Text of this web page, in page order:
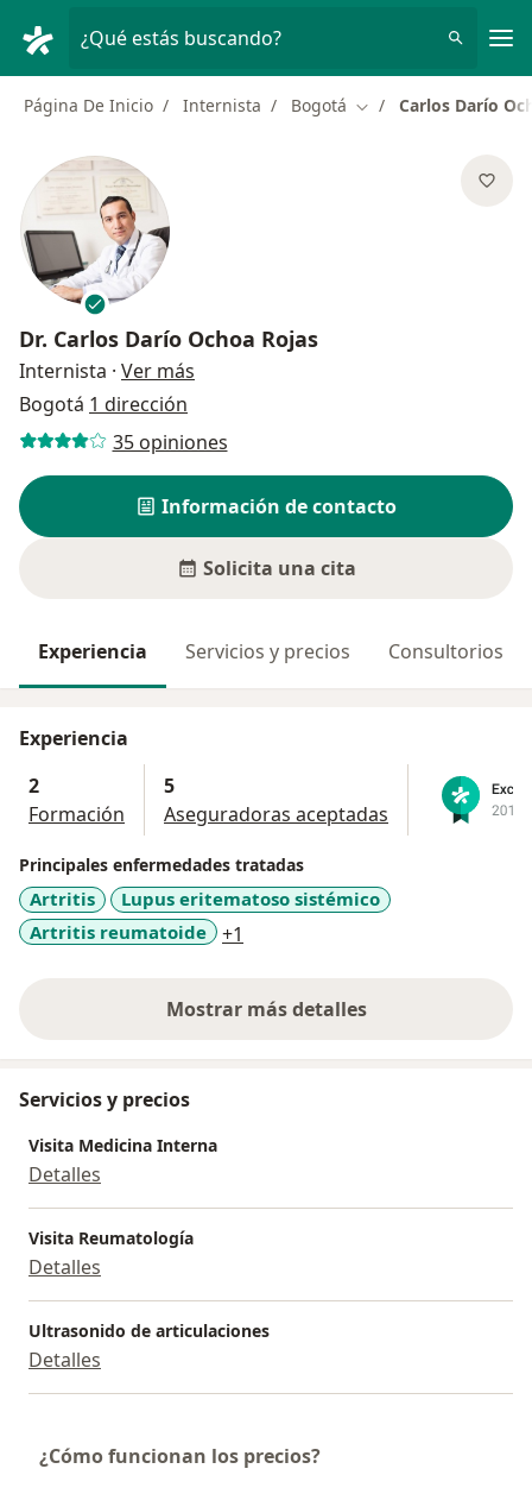
¿Qué estás buscando?
Página De Inicio Internista Bogotá Cambiar de ciudad
Carlos Darío
Dr. Carlos Darío Ochoa Rojas
Internista · Ver más
Bogotá 1 dirección
35 opiniones
Información de contacto
Solicita una cita
Experiencia Servicios y precios Consultorios
Experiencia
2
Formación
5
Aseguradoras aceptadas
Principales enfermedades tratadas
Artritis
Lupus eritematoso sistémico
Artritis reumatoide
+1
Mostrar más detalles
sobre la experiencia
Servicios y precios
Visita Medicina Interna
Detalles
Visita Reumatología
Detalles
Ultrasonido de articulaciones
Detalles
¿Cómo funcionan los precios?